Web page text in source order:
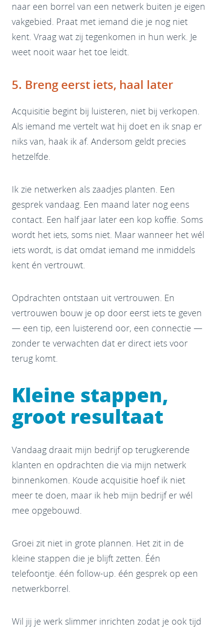
naar een borrel van een netwerk buiten je eigen
vakgebied. Praat met iemand die je nog niet
kent. Vraag wat zij tegenkomen in hun werk. Je
weet nooit waar het toe leidt.
5. Breng eerst iets, haal later
Acquisitie begint bij luisteren, niet bij verkopen.
Als iemand me vertelt wat hij doet en ik snap er
niks van, haak ik af. Andersom geldt precies
hetzelfde.
Ik zie netwerken als zaadjes planten. Een
gesprek vandaag. Een maand later nog eens
contact. Een half jaar later een kop koffie. Soms
wordt het iets, soms niet. Maar wanneer het wél
iets wordt, is dat omdat iemand me inmiddels
kent én vertrouwt.
Opdrachten ontstaan uit vertrouwen. En
vertrouwen bouw je op door eerst iets te geven
— een tip, een luisterend oor, een connectie —
zonder te verwachten dat er direct iets voor
terug komt.
Kleine stappen,
groot resultaat
Vandaag draait mijn bedrijf op terugkerende
klanten en opdrachten die via mijn netwerk
binnenkomen. Koude acquisitie hoef ik niet
meer te doen, maar ik heb mijn bedrijf er wél
mee opgebouwd.
Groei zit niet in grote plannen. Het zit in de
kleine stappen die je blijft zetten. Één
telefoontje. één follow-up. één gesprek op een
netwerkborrel.
Wil jij je werk slimmer inrichten zodat je ook tijd